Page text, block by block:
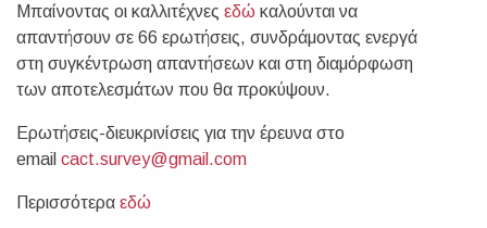
Μπαίνοντας οι καλλιτέχνες εδώ καλούνται να
απαντήσουν σε 66 ερωτήσεις, συνδράμοντας ενεργά
στη συγκέντρωση απαντήσεων και στη διαμόρφωση
των αποτελεσμάτων που θα προκύψουν.
Ερωτήσεις-διευκρινίσεις για την έρευνα στο
email cact.survey@gmail.com
Περισσότερα εδώ